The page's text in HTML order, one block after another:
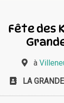
Fête des
à
LA